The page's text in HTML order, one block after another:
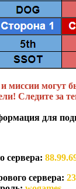
миссии могут
Следите за
для
сервера:
сервера: